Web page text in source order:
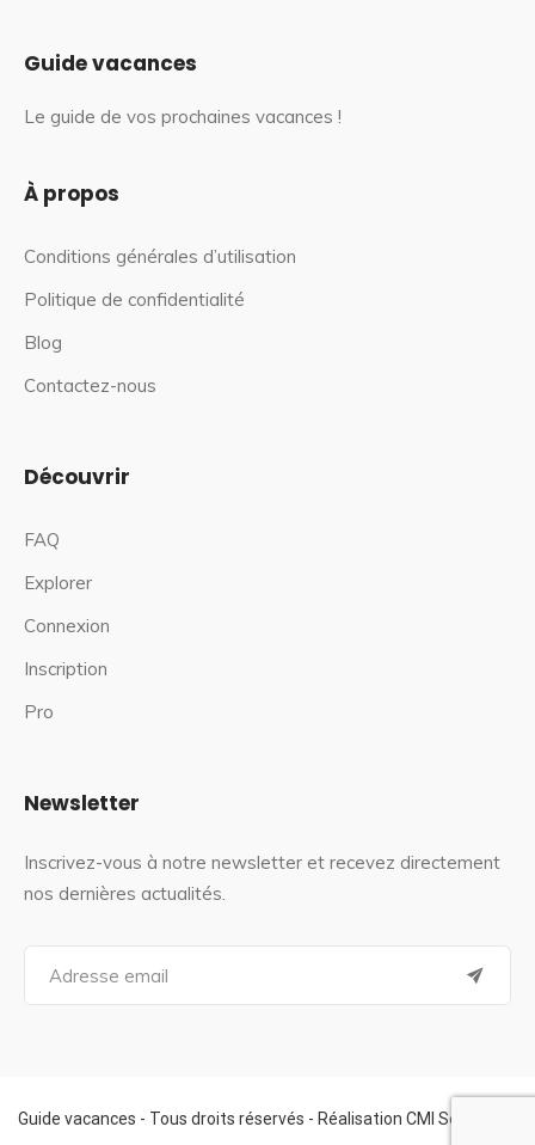
Guide vacances
Le guide de vos prochaines vacances !
À propos
Conditions générales d’utilisation
Politique de confidentialité
Blog
Contactez-nous
Découvrir
FAQ
Explorer
Connexion
Inscription
Pro
Newsletter
Inscrivez-vous à notre newsletter et recevez directement
nos dernières actualités.
a
f
o
Guide vacances - Tous droits réservés - Réalisation CMI Services